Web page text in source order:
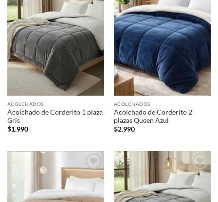
Añadir
a la
lista de
deseos
ACOLCHADOS
Acolchado de Corderito 1 plaza
Gris
$1.990
Añadir
a la
lista de
deseos
ACOLCHADOS
Acolchado de Corderito 2
plazas Queen Azul
$2.990
deseos
Añadir
a la
lista de
deseos